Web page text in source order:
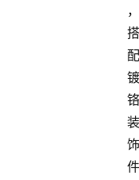
，
搭
配
镀
铬
装
饰
件